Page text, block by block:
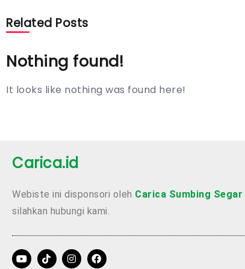
Related Posts
Nothing found!
It looks like nothing was found here!
Carica.id
Webiste ini disponsori oleh Carica Sumbing Segar
silahkan hubungi kami.